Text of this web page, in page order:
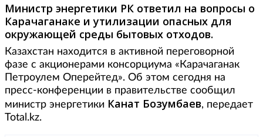
Министр энергетики РК ответил на вопросы о
Карачаганаке и утилизации опасных для
окружающей среды бытовых отходов.
Казахстан находится в активной переговорной
фазе с акционерами консорциума «Карачаганак
Петроулем Оперейтед». Об этом сегодня на
пресс-конференции в правительстве сообщил
министр энергетики Канат Бозумбаев, передает
Total.kz.